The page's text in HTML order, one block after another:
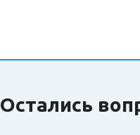
Остались